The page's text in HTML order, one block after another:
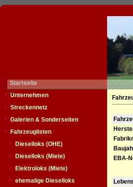
Startseite
Unternehmen
Streckennetz
Galerien & Sonderseiten
Fahrzeuglisten
Dieselloks (OHE)
Dieselloks (Miete)
Elektroloks (Miete)
ehemalige Dieselloks
EBA-